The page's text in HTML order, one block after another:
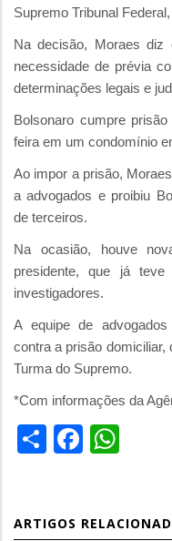
Supremo Tribunal
Na decisão, Moraes
necessidade de prévia
determinações legais e
Bolsonaro cumpre
feira em um condomínio
Ao impor a prisão,
a advogados e proibiu
de terceiros.
Na ocasião, houve
presidente, que já teve
investigadores.
A equipe de
contra a prisão domiciliar,
Turma do Supremo.
*Com informações da
Share
ARTIGOS